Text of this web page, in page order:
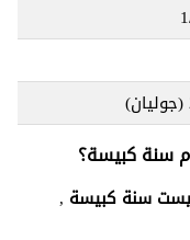
(جوليان)
,